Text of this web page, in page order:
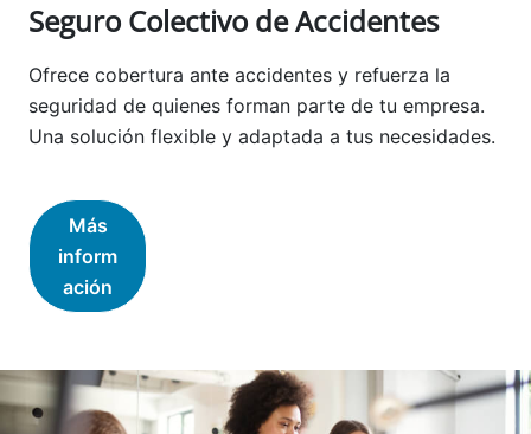
Seguro Colectivo de Accidentes
Ofrece cobertura ante accidentes y refuerza la
seguridad de quienes forman parte de tu empresa.
Una solución flexible y adaptada a tus necesidades.
Más
inform
ación